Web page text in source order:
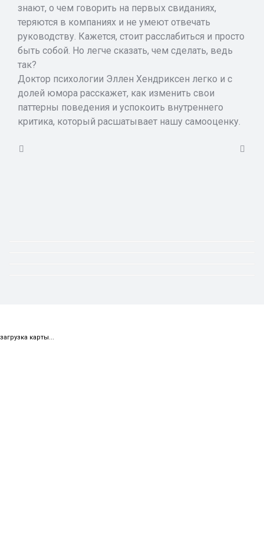
знают, о чем говорить на первых свиданиях,
теряются в компаниях и не умеют отвечать
руководству. Кажется, стоит расслабиться и просто
быть собой. Но легче сказать, чем сделать, ведь
так?
Доктор психологии Эллен Хендриксен легко и с
долей юмора расскажет, как изменить свои
паттерны поведения и успокоить внутреннего
критика, который расшатывает нашу самооценку.
загрузка карты...